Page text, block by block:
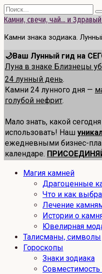
Перейти
к
Search
for:
Камни, свечи, чай... и
Камни знака зодиака.
🌙Ваш Лунный гид на
Луна в знаке Близнецы
24 лунный день.
Камни 24 лунного дня —
голубой нефрит.
Мало знать, какой
использовать! Наш
ежедневными бизнес-
календаре.
Магия камней
Драгоценные
Что и как
Лечение
Истории о
Ювелирная
Талисманы, символы
Гороскопы
Знаки зодиака
Совместимость